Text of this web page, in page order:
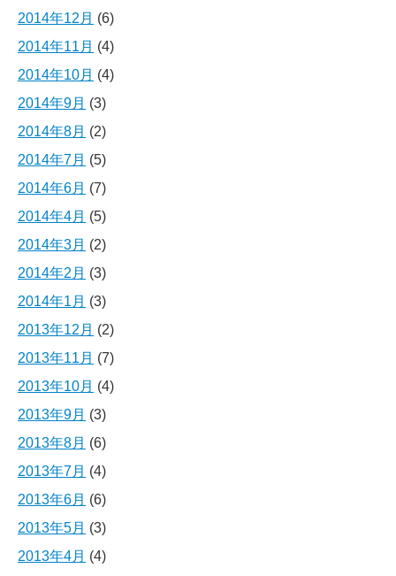
2014年12月 (6)
2014年11月 (4)
2014年10月 (4)
2014年9月 (3)
2014年8月 (2)
2014年7月 (5)
2014年6月 (7)
2014年4月 (5)
2014年3月 (2)
2014年2月 (3)
2014年1月 (3)
2013年12月 (2)
2013年11月 (7)
2013年10月 (4)
2013年9月 (3)
2013年8月 (6)
2013年7月 (4)
2013年6月 (6)
2013年5月 (3)
2013年4月 (4)